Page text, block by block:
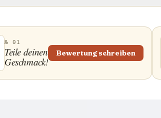
№ 01
Teile deinen
Geschmack!
Bewertung schreiben